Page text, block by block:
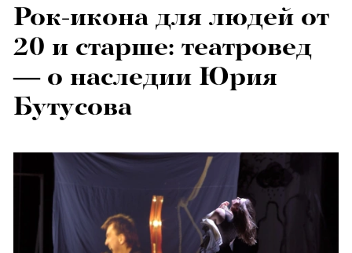
Рок-икона для людей от
20 и старше: театровед
— о наследии Юрия
Бутусова